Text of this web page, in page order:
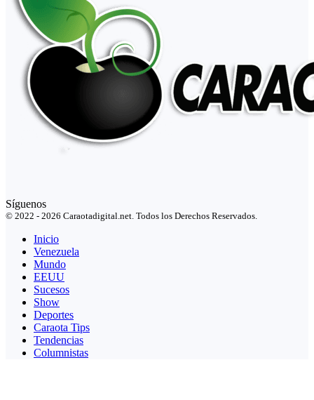
Síguenos
© 2022 - 2026 Caraotadigital.net. Todos los Derechos Reservados.
Inicio
Venezuela
Mundo
EEUU
Sucesos
Show
Deportes
Caraota Tips
Tendencias
Columnistas